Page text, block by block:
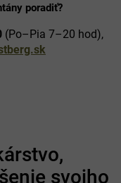
poradiť?
(Po–Pia 7–20 hod),
svojho